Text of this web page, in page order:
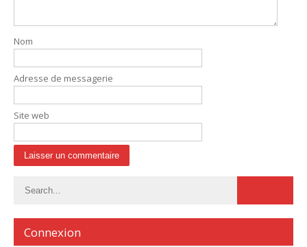
Nom
Adresse de messagerie
Site web
Connexion